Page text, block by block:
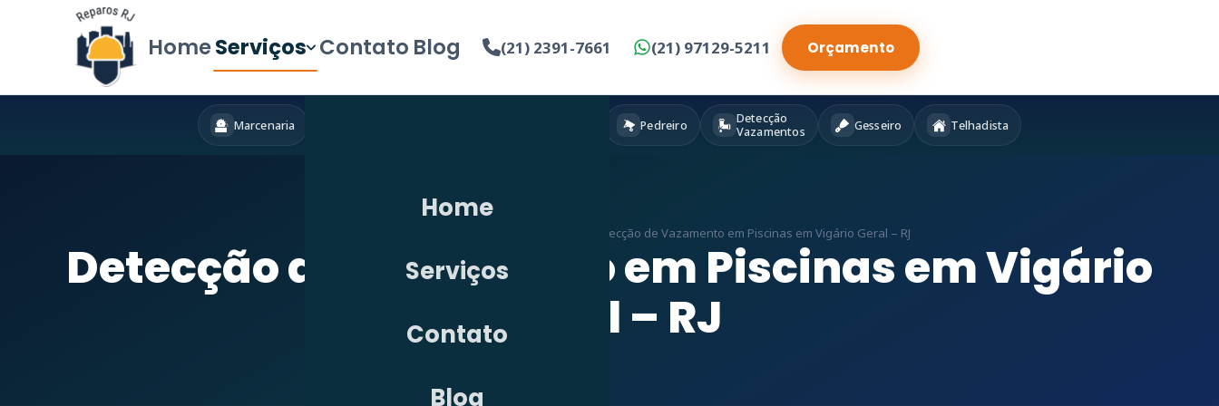
HomeServiços Contato Blog (21) 2391-7661 (21) 97129-5211 Orçamento
Home
Serviços
Contato
Blog
Marcenaria Pedreiro
Detecção
Vazamentos
Gesseiro Telhadista
Detecção de Vazamento em Piscinas em Vigário Geral – RJ
Detecção de Vazamento em Piscinas em Vigário
Geral – RJ